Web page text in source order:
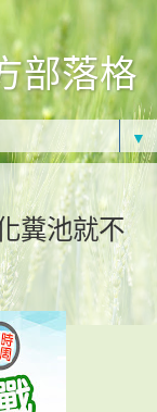
部落格
▼
糞池就不